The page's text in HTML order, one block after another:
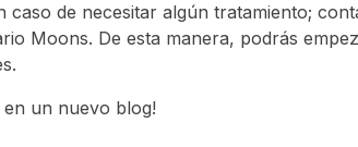
caso de necesitar algún tratamiento;
Moons. De esta manera, podrás
un nuevo blog!